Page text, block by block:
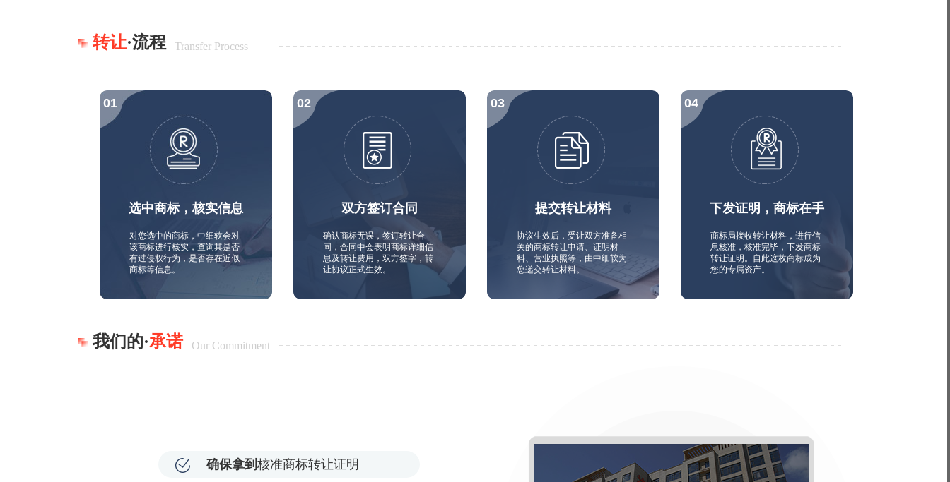
转让·流程 Transfer Process
选中商标，核实信息
对您选中的商标，中细软会对
该商标进行核实，查询其是否
有过侵权行为，是否存在近似
商标等信息。
双方签订合同
确认商标无误，签订转让合
同，合同中会表明商标详细信
息及转让费用，双方签字，转
让协议正式生效。
提交转让材料
协议生效后，受让双方准备相
关的商标转让申请、证明材
料、营业执照等，由中细软为
您递交转让材料。
下发证明，商标在手
商标局接收转让材料，进行信
息核准，核准完毕，下发商标
转让证明。自此这枚商标成为
您的专属资产。
我们的·承诺 Our Commitment
确保拿到 核准商标转让证明